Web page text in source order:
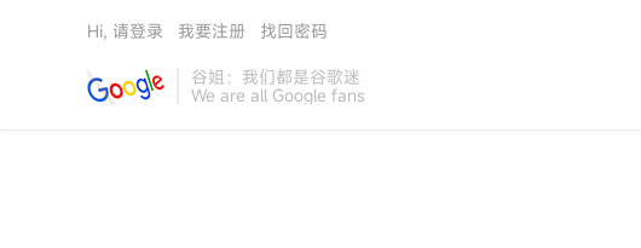
谷姐：我们都是谷歌迷
We are all Google fans
Hi, 请登录 我要注册 找回密码